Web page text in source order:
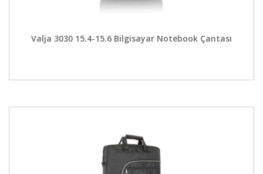
Valja 3030 15.4-15.6 Bilgisayar Notebook Çantası